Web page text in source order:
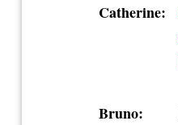
Catherine:
Bruno: